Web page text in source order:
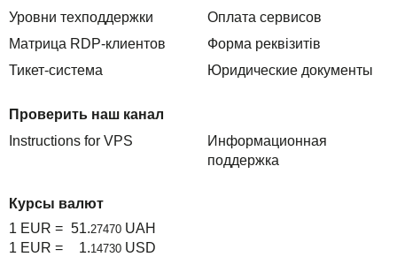
Уровни техподдержки
Матрица RDP-клиентов
Тикет-система
Оплата сервисов
Форма реквізитів
Юридические документы
Проверить наш канал
Instructions for VPS
Информационная
поддержка
Курсы валют
1 EUR = 51.27470 UAH
1 EUR =
1.14730 USD